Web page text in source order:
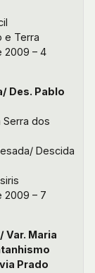
e Terra
2009 – 4
Des. Pablo
Serra dos
Descida
2009 – 7
Var. Maria
Prado